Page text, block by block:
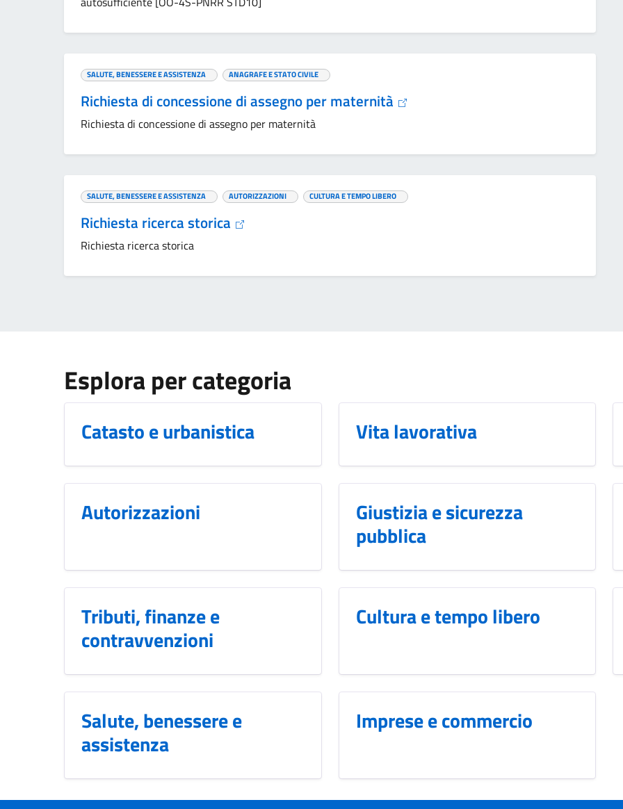
SALUTE, BENESSERE E ASSISTENZA ANAGRAFE E STATO CIVILE
Richiesta di concessione di assegno per maternità
Richiesta di concessione di assegno per maternità
SALUTE, BENESSERE E ASSISTENZA AUTORIZZAZIONI CULTURA E TEMPO LIBERO
Richiesta ricerca storica
Richiesta ricerca storica
Esplora per categoria
Catasto e urbanistica Vita lavorativa
Autorizzazioni Giustizia e sicurezza
pubblica
Tributi, finanze e
contravvenzioni
Cultura e tempo libero
Salute, benessere e
assistenza
Imprese e commercio